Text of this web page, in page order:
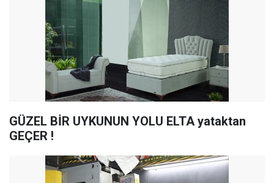
GÜZEL BİR UYKUNUN YOLU ELTA yataktan
GEÇER !